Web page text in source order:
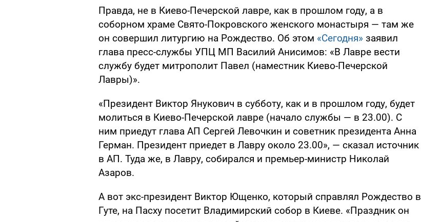
Правда, не в Киево-Печерской лавре, как в прошлом году, а в
соборном храме Свято-Покровского женского монастыря — там же
он совершил литургию на Рождество. Об этом «Сегодня» заявил
глава пресс-службы УПЦ МП Василий Анисимов: «В Лавре вести
службу будет митрополит Павел (наместник Киево-Печерской
Лавры)».
«Президент Виктор Янукович в субботу, как и в прошлом году, будет
молиться в Киево-Печерской лавре (начало службы — в 23.00). С
ним приедут глава АП Сергей Левочкин и советник президента Анна
Герман. Президент приедет в Лавру около 23.00», — сказал источник
в АП. Туда же, в Лавру, собирался и премьер-министр Николай
Азаров.
А вот экс-президент Виктор Ющенко, который справлял Рождество в
Гуте, на Пасху посетит Владимирский собор в Киеве. «Праздник он